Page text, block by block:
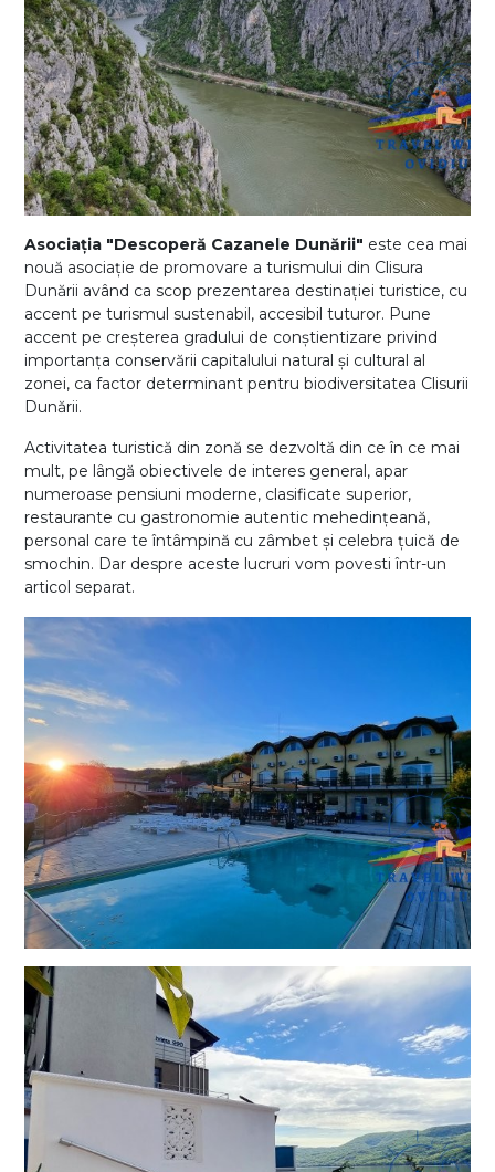
Asociația "Descoperă Cazanele Dunării" este cea mai
nouă asociație de promovare a turismului din Clisura
Dunării având ca scop prezentarea destinației turistice, cu
accent pe turismul sustenabil, accesibil tuturor. Pune
accent pe creșterea gradului de conștientizare privind
importanța conservării capitalului natural și cultural al
zonei, ca factor determinant pentru biodiversitatea Clisurii
Dunării.
Activitatea turistică din zonă se dezvoltă din ce în ce mai
mult, pe lângă obiectivele de interes general, apar
numeroase pensiuni moderne, clasificate superior,
restaurante cu gastronomie autentic mehedințeană,
personal care te întâmpină cu zâmbet și celebra țuică de
smochin. Dar despre aceste lucruri vom povesti într-un
articol separat.